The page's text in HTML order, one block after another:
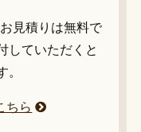
見積りは無料で
していただくと
。
ちら